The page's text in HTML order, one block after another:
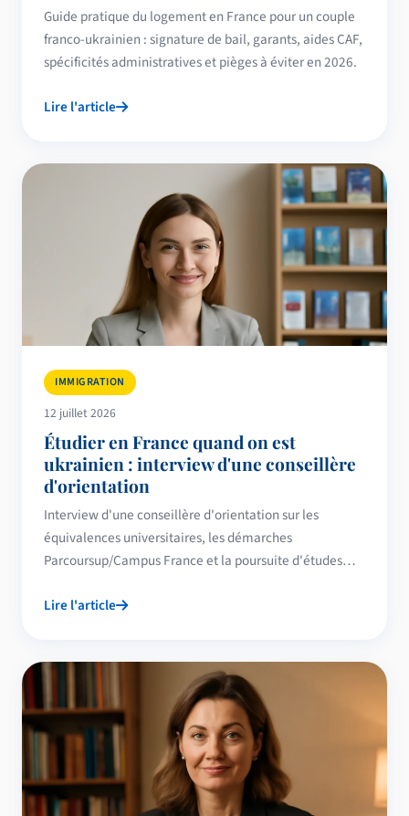
Guide pratique du logement en France pour un couple
franco-ukrainien : signature de bail, garants, aides CAF,
spécificités administratives et pièges à éviter en 2026.
Lire l'article
IMMIGRATION
12 juillet 2026
Étudier en France quand on est
ukrainien : interview d'une conseillère
d'orientation
Interview d'une conseillère d'orientation sur les
équivalences universitaires, les démarches
Parcoursup/Campus France et la poursuite d'études
Lire l'article